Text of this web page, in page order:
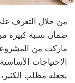
من خلال التعرف
ضمان نسبة كبيرة
ماركت من
الاحتياجات
يجعله مطلب